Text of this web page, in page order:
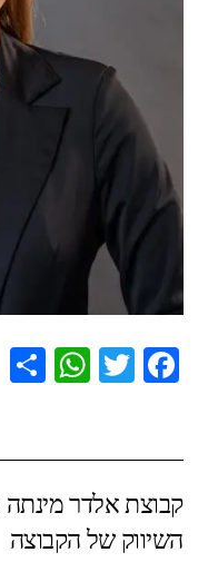
F
e
b
o
T
er
W
s
A
p
קבוצת אלדר מינתה
השיווק של הקבוצה